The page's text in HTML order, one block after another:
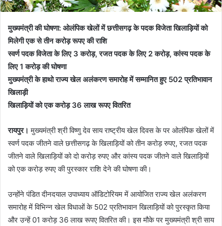
मुख्यमंत्री की घोषणा: ओलंपिक खेलों में छत्तीसगढ़ के पदक विजेता खिलाड़ियों को
मिलेगी एक से तीन करोड़ रूपए की राशि
स्वर्ण पदक विजेता के लिए 3 करोड़, रजत पदक के लिए 2 करोड़, कांस्य पदक के
लिए 1 करोड़ की घोषणा
मुख्यमंत्री के हाथो राज्य खेल अलंकरण समारोह में सम्मानित हुए 502 प्रतिभावान
खिलाड़ी
खिलाड़ियों को एक करोड़ 36 लाख रूपए वितरित
रायपुर। मुख्यमंत्री श्री विष्णु देव साय राष्ट्रीय खेल दिवस के पर ओलंपिक खेलों में
स्वर्ण पदक जीतने वाले छत्तीसगढ़ के खिलाड़ियों को तीन करोड़ रुपए, रजत पदक
जीतने वाले खिलाड़ियों को दो करोड़ रुपए और कांस्य पदक जीतने वाले खिलाड़ियों
को एक करोड़ रुपए की पुरस्कार राशि देने की घोषणा की।
उन्होंने पंडित दीनदयाल उपाध्याय ऑडिटोरियम में आयोजित राज्य खेल अलंकरण
समारोह में विभिन्न खेल विधाओं के 502 प्रतिभावान खिलाड़ियों को पुरस्कृत किया
और उन्हें 01 करोड़ 36 लाख रूपए वितरित की। इस मौके पर मुख्यमंत्री श्री साय